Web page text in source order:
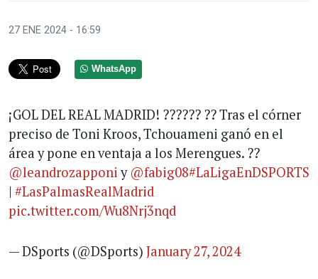
27 ENE 2024 - 16:59
WhatsApp
¡GOL DEL REAL MADRID! ?????? ?? Tras el córner
preciso de Toni Kroos, Tchouameni ganó en el
área y pone en ventaja a los Merengues. ??
@leandrozapponiy @fabig08#LaLigaEnDSPORTS
| #LasPalmasRealMadrid
pic.twitter.com/Wu8Nrj3nqd
— DSports (@DSports) January 27, 2024